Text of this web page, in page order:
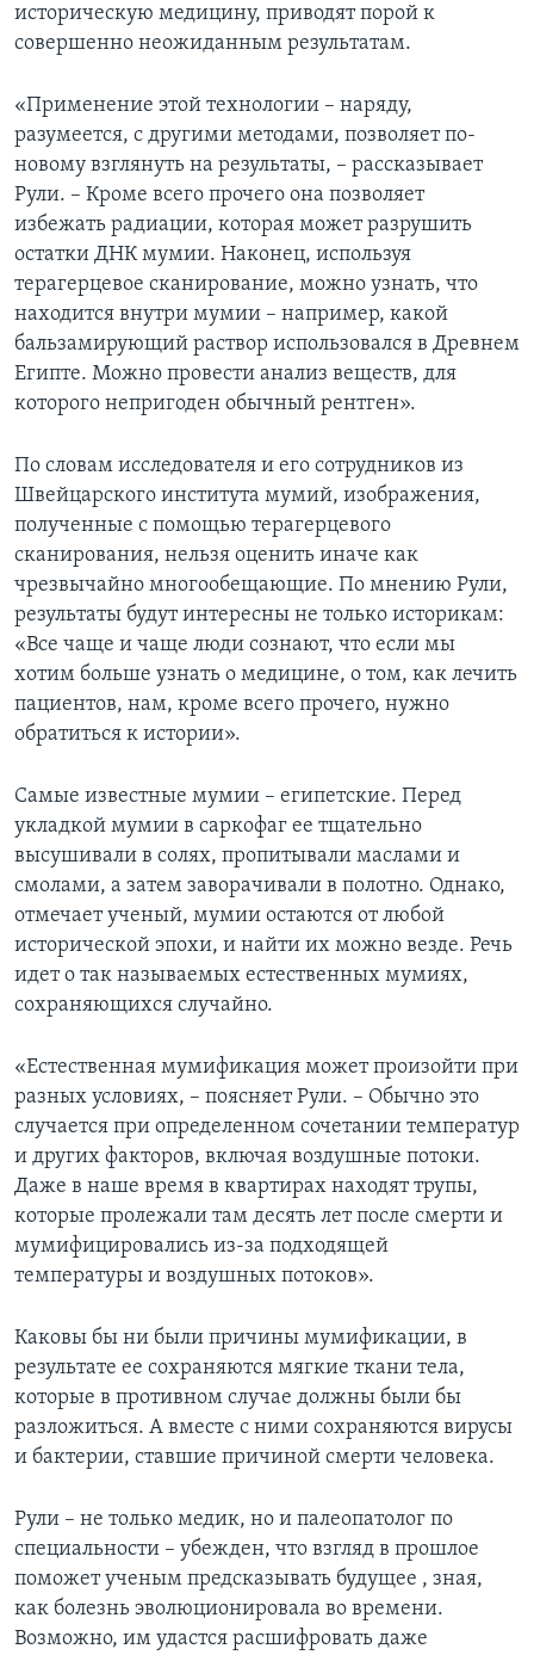
историческую медицину, приводят порой к
совершенно неожиданным результатам.
«Применение этой технологии – наряду,
разумеется, с другими методами, позволяет по-
новому взглянуть на результаты, – рассказывает
Рули. – Кроме всего прочего она позволяет
избежать радиации, которая может разрушить
остатки ДНК мумии. Наконец, используя
терагерцевое сканирование, можно узнать, что
находится внутри мумии – например, какой
бальзамирующий раствор использовался в Древнем
Египте. Можно провести анализ веществ, для
которого непригоден обычный рентген».
По словам исследователя и его сотрудников из
Швейцарского института мумий, изображения,
полученные с помощью терагерцевого
сканирования, нельзя оценить иначе как
чрезвычайно многообещающие. По мнению Рули,
результаты будут интересны не только историкам:
«Все чаще и чаще люди сознают, что если мы
хотим больше узнать о медицине, о том, как лечить
пациентов, нам, кроме всего прочего, нужно
обратиться к истории».
Самые известные мумии – египетские. Перед
укладкой мумии в саркофаг ее тщательно
высушивали в солях, пропитывали маслами и
смолами, а затем заворачивали в полотно. Однако,
отмечает ученый, мумии остаются от любой
исторической эпохи, и найти их можно везде. Речь
идет о так называемых естественных мумиях,
сохраняющихся случайно.
«Естественная мумификация может произойти при
разных условиях, – поясняет Рули. – Обычно это
случается при определенном сочетании температур
и других факторов, включая воздушные потоки.
Даже в наше время в квартирах находят трупы,
которые пролежали там десять лет после смерти и
мумифицировались из-за подходящей
температуры и воздушных потоков».
Каковы бы ни были причины мумификации, в
результате ее сохраняются мягкие ткани тела,
которые в противном случае должны были бы
разложиться. А вместе с ними сохраняются вирусы
и бактерии, ставшие причиной смерти человека.
Рули – не только медик, но и палеопатолог по
специальности – убежден, что взгляд в прошлое
поможет ученым предсказывать будущее , зная,
как болезнь эволюционировала во времени.
Возможно, им удастся расшифровать даже